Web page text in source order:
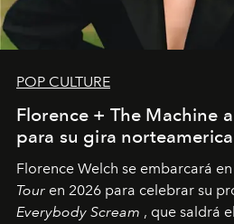
POP CULTURE
Florence + The Machine
para su gira
Florence Welch se embarcará en
Tour en 2026 para celebrar su
Everybody Scream , que saldrá